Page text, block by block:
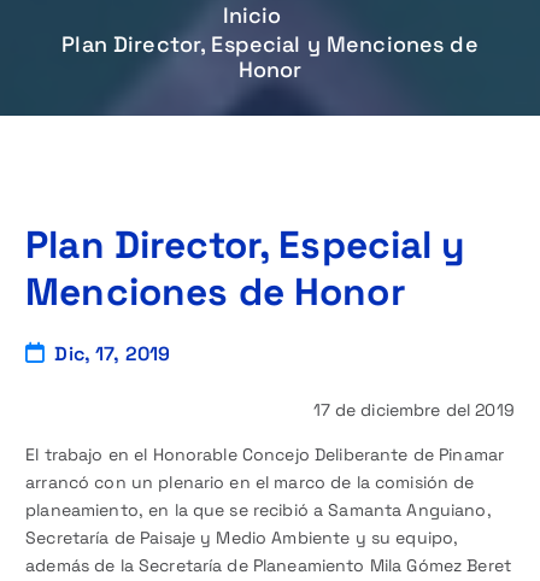
Inicio
Plan Director, Especial y Menciones de
Honor
Plan Director, Especial y
Menciones de Honor
Dic, 17, 2019
17 de diciembre del 2019
El trabajo en el Honorable Concejo Deliberante de Pinamar
arrancó con un plenario en el marco de la comisión de
planeamiento, en la que se recibió a Samanta Anguiano,
Secretaría de Paisaje y Medio Ambiente y su equipo,
además de la Secretaría de Planeamiento Mila Gómez Beret